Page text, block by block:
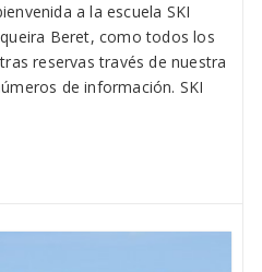
a la escuela SKI
Beret, como todos los
reservas través de nuestra
de información. SKI